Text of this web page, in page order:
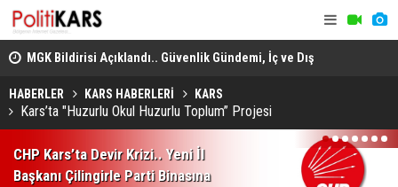
MGK Bildirisi Açıklandı.. Güvenlik Gündemi, İç ve Dış
Politika Başlıkları Değerlendirildi!
HABERLER KARS HABERLERİ KARS
Kars’ta "Huzurlu Okul Huzurlu Toplum” Projesi
CHP Kars’ta Devir Krizi.. Yeni İl
Başkanı Çilingirle Parti Binasına
1 2 3 4 5 6 7